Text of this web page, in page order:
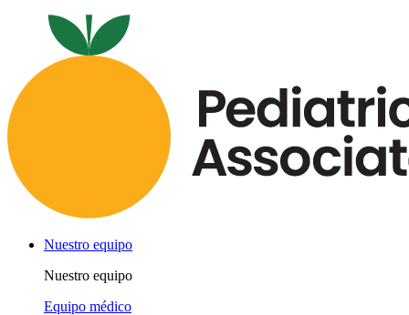
Nuestro equipo
Nuestro equipo
Equipo médico